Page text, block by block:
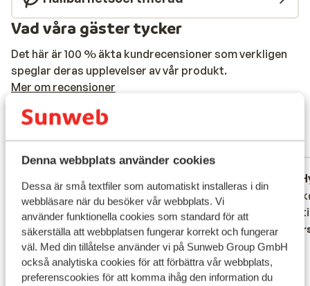
Denna webbplats använder cookies
Dessa är små textfiler som automatiskt installeras i din
webbläsare när du besöker vår webbplats. Vi
använder funktionella cookies som standard för att
säkerställa att webbplatsen fungerar korrekt och fungerar
väl. Med din tillåtelse använder vi på Sunweb Group GmbH
också analytiska cookies för att förbättra vår webbplats,
preferenscookies för att komma ihåg den information du
Vad våra gäster tycker
Det här är 100 % äkta kundrecensioner som verkligen
speglar deras upplevelser av vår produkt.
Mer om recensioner
4.8 Genomsnittlig
147 omdömen
Hyfsad
för 2 veckor sedan
Hotellet lever på ingen måde op til de
lovede fem stjerner og er slet ikke
pengene værd. Hotellet er meget slidt, og
det gælder stort set alt: møbler,
elevatorer, værelser, badeværelser og
øvrige faciliteter. Det virker som om,
Hotellet lever på ingen måde op til de
lovede fem stjerner og er slet ikke
pengene værd. Hotellet er meget slidt, og
det gælder stort set alt: møbler,
elevatorer, værelser, badeværelser og
øvrige faciliteter. Det virker som om,
Ingen
Ingen